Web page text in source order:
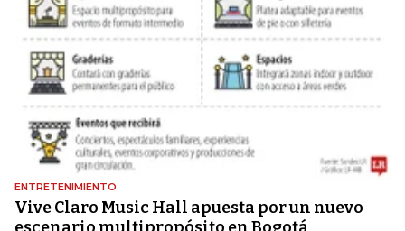
ENTRETENIMIENTO
Vive Claro Music Hall apuesta por un nuevo